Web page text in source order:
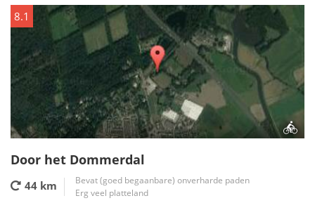
8.1
Door het Dommerdal
44 km
Bevat (goed begaanbare) onverharde paden
Erg veel platteland